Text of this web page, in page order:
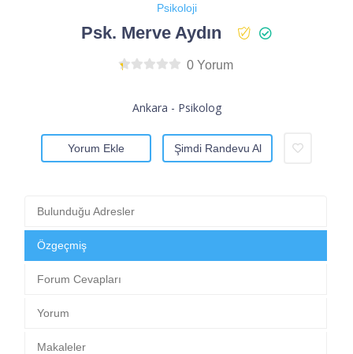
Psikoloji
Psk. Merve Aydın
0 Yorum
Ankara - Psikolog
Yorum Ekle Şimdi Randevu Al
Bulunduğu Adresler
Özgeçmiş
Forum Cevapları
Yorum
Makaleler